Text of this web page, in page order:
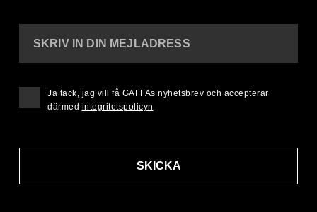
SKRIV IN DIN MEJLADRESS
SKICKA
Ja tack, jag vill få GAFFAs nyhetsbrev och accepterar
därmed integritetspolicyn